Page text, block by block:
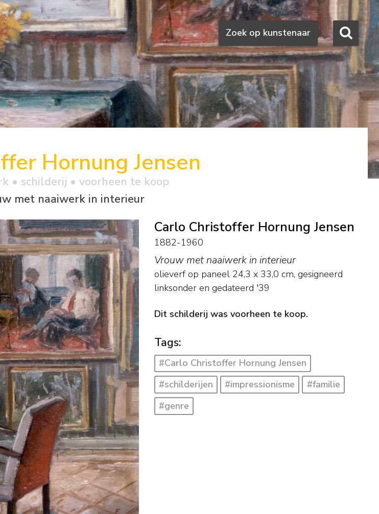
Zoeken
Zoek op kunstenaar
Hornung Jensen
• schilderij • voorheen te koop
met naaiwerk in interieur
Carlo Christoffer Hornung Jensen
1882-1960
Vrouw met naaiwerk in interieur
olieverf op paneel 24,3 x 33,0 cm, gesigneerd
linksonder en gedateerd '39
Dit schilderij was voorheen te koop.
Tags:
#Carlo Christoffer Hornung Jensen
#schilderijen
#impressionisme
#familie
#genre